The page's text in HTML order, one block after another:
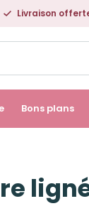
Livraison
Bons plans